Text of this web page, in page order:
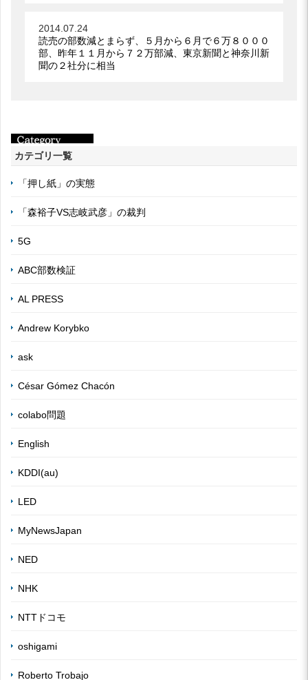
2014.07.24
読売の部数減とまらず、５月から６月で６万８０００
部、昨年１１月から７２万部減、東京新聞と神奈川新
聞の２社分に相当
カテゴリ一覧
「押し紙」の実態
「森裕子VS志岐武彦」の裁判
5G
ABC部数検証
AL PRESS
Andrew Korybko
ask
César Gómez Chacón
colabo問題
English
KDDI(au)
LED
MyNewsJapan
NED
NHK
NTTドコモ
oshigami
Roberto Trobajo